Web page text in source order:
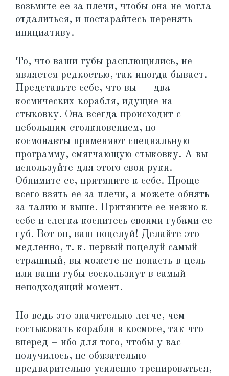
возьмите ее за плечи, чтобы она не могла
отдалиться, и постарайтесь перенять
инициативу.
То, что ваши губы расплющились, не
является редкостью, так иногда бывает.
Представьте себе, что вы — два
космических корабля, идущие на
стыковку. Она всегда происходит с
небольшим столкновением, но
космонавты применяют специальную
программу, смягчающую стыковку. А вы
используйте для этого свои руки.
Обнимите ее, притяните к себе. Проще
всего взять ее за плечи, а можете обнять
за талию и выше. Притяните ее нежно к
себе и слегка коснитесь своими губами ее
губ. Вот он, ваш поцелуй! Делайте это
медленно, т. к. первый поцелуй самый
страшный, вы можете не попасть в цель
или ваши губы соскользнут в самый
неподходящий момент.
Но ведь это значительно легче, чем
состыковать корабли в космосе, так что
вперед – ибо для того, чтобы у вас
получилось, не обязательно
предварительно усиленно тренироваться,